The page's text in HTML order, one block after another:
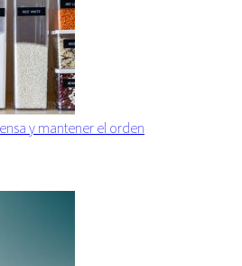
y mantener el orden